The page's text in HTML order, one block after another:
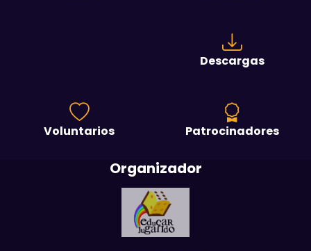
Descargas
Voluntarios Patrocinadores
Organizador